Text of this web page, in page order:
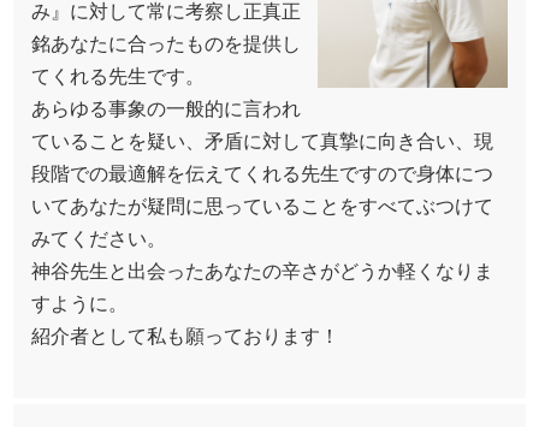
み』に対して常に考察し正真正
銘あなたに合ったものを提供し
てくれる先生です。
あらゆる事象の一般的に言われ
ていることを疑い、矛盾に対して真摯に向き合い、現
段階での最適解を伝えてくれる先生ですので身体につ
いてあなたが疑問に思っていることをすべてぶつけて
みてください。
神谷先生と出会ったあなたの辛さがどうか軽くなりま
すように。
紹介者として私も願っております！